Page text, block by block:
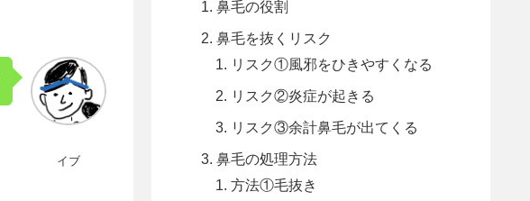
イブ
鼻毛の役割
鼻毛を抜くリスク
リスク①風邪をひきやすくなる
リスク②炎症が起きる
リスク③余計鼻毛が出てくる
鼻毛の処理方法
方法①毛抜き